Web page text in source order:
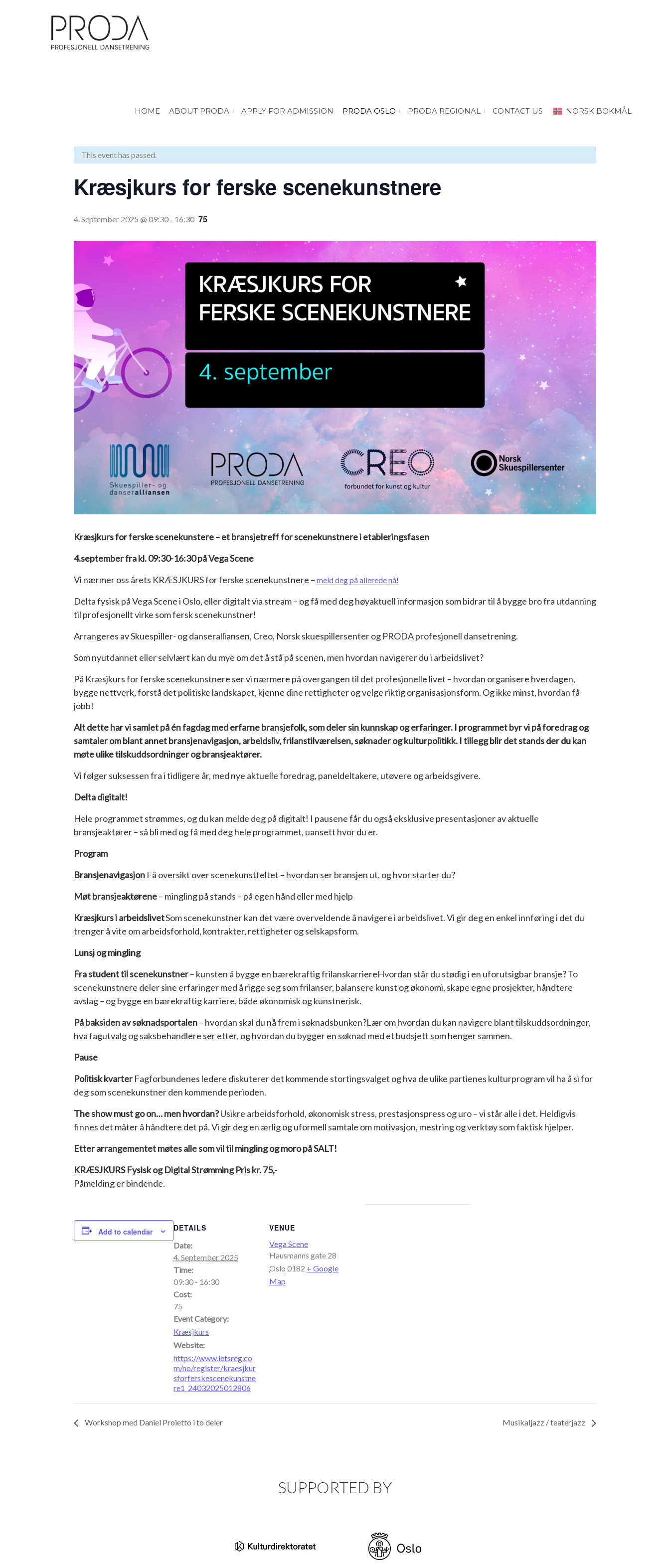
HOME ABOUT PRODA vis submeny for “About PRODA”
APPLY FOR ADMISSION PRODA OSLO vis submeny for “PRODA Oslo”
PRODA REGIONAL vis submeny for “PRODA Regional”
CONTACT US NORSK BOKMÅL
This event has passed.
Kræsjkurs for ferske scenekunstnere
4. September 2025 @ 09:30 - 16:30 75
Kræsjkurs for ferske scenekunstere– et bransjetreff for scenekunstnere i etableringsfasen
4.september fra kl. 09:30-16:30 på Vega Scene
Vi nærmer oss årets KRÆSJKURS for ferske scenekunstnere – meld deg på allerede nå!
Delta fysisk på Vega Scene i Oslo, eller digitalt via stream – og få med deg høyaktuell informasjon som bidrar til å bygge bro fra utdanning
til profesjonellt virke som fersk scenekunstner!
Arrangeres av Skuespiller- og danseralliansen, Creo, Norsk skuespillersenter og PRODA profesjonell dansetrening.
Som nyutdannet eller selvlært kan du mye om det å stå på scenen, men hvordan navigerer du i arbeidslivet?
På Kræsjkurs for ferske scenekunstnere ser vi nærmere på overgangen til det profesjonelle livet – hvordan organisere hverdagen,
bygge nettverk, forstå det politiske landskapet, kjenne dine rettigheter og velge riktig organisasjonsform. Og ikke minst, hvordan få
jobb!
Alt dette har vi samlet på én fagdag med erfarne bransjefolk, som deler sin kunnskap og erfaringer. I programmet byr vi på foredrag og
samtaler om blant annet bransjenavigasjon, arbeidsliv, frilanstilværelsen, søknader og kulturpolitikk. I tillegg blir det stands der du kan
møte ulike tilskuddsordninger og bransjeaktører.
Vi følger suksessen fra i tidligere år, med nye aktuelle foredrag, paneldeltakere, utøvere og arbeidsgivere.
Delta digitalt!
Hele programmet strømmes, og du kan melde deg på digitalt! I pausene får du også eksklusive presentasjoner av aktuelle
bransjeaktører – så bli med og få med deg hele programmet, uansett hvor du er.
Program
Bransjenavigasjon Få oversikt over scenekunstfeltet – hvordan ser bransjen ut, og hvor starter du?
Møt bransjeaktørene– mingling på stands – på egen hånd eller med hjelp
Kræsjkurs i arbeidslivetSom scenekunstner kan det være overveldende å navigere i arbeidslivet. Vi gir deg en enkel innføring i det du
trenger å vite om arbeidsforhold, kontrakter, rettigheter og selskapsform.
Lunsj og mingling
Fra student til scenekunstner– kunsten å bygge en bærekraftig frilanskarriereHvordan står du stødig i en uforutsigbar bransje? To
scenekunstnere deler sine erfaringer med å rigge seg som frilanser, balansere kunst og økonomi, skape egne prosjekter, håndtere
avslag – og bygge en bærekraftig karriere, både økonomisk og kunstnerisk.
På baksiden av søknadsportalen– hvordan skal du nå frem i søknadsbunken?Lær om hvordan du kan navigere blant tilskuddsordninger,
hva fagutvalg og saksbehandlere ser etter, og hvordan du bygger en søknad med et budsjett som henger sammen.
Pause
Politisk kvarterFagforbundenes ledere diskuterer det kommende stortingsvalget og hva de ulike partienes kulturprogram vil ha å si for
deg som scenekunstner den kommende perioden.
The show must go on… men hvordan?Usikre arbeidsforhold, økonomisk stress, prestasjonspress og uro – vi står alle i det. Heldigvis
finnes det måter å håndtere det på. Vi gir deg en ærlig og uformell samtale om motivasjon, mestring og verktøy som faktisk hjelper.
Etter arrangementet møtes alle som vil til mingling og moro på SALT!
KRÆSJKURS Fysisk og Digital Strømming Pris kr. 75,-
Påmelding er bindende.
Add to calendar DETAILS
Date:
4. September 2025
Time:
09:30 - 16:30
Cost:
75
Event Category:
Kræsjkurs
Website:
https://www.letsreg.co
m/no/register/kraesjkur
sforferskescenekunstne
re1_24032025012806
VENUE
Vega Scene
Hausmanns gate 28
Oslo 0182 + Google
Map
Workshop med Daniel Proietto i to deler Musikaljazz / teaterjazz
SUPPORTED BY